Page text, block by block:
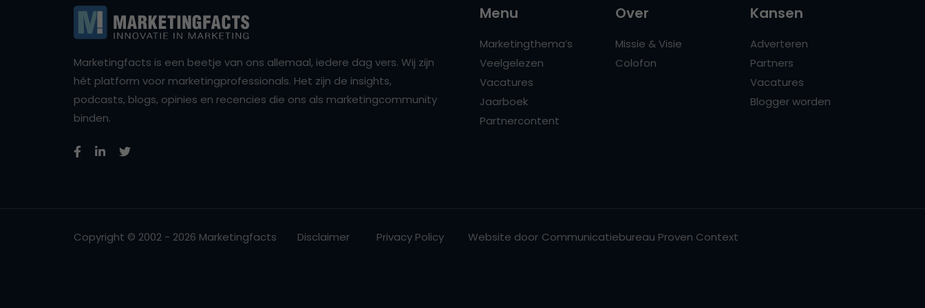
Marketingfacts is een beetje van ons allemaal, iedere dag vers. Wij zijn
hét platform voor marketingprofessionals. Het zijn de insights,
podcasts, blogs, opinies en recencies die ons als marketingcommunity
binden.
Menu
Marketingthema’s
Veelgelezen
Vacatures
Jaarboek
Partnercontent
Over
Missie & Visie
Colofon
Kansen
Adverteren
Partners
Vacatures
Blogger worden
Copyright © 2002 - 2026 Marketingfacts Disclaimer Privacy Policy Website door Communicatiebureau Proven Context